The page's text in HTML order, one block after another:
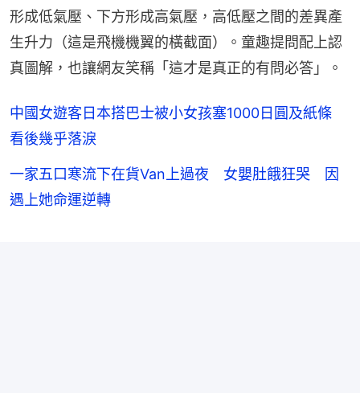
形成低氣壓、下方形成高氣壓，高低壓之間的差異產
生升力（這是飛機機翼的橫截面）。童趣提問配上認
真圖解，也讓網友笑稱「這才是真正的有問必答」。
中國女遊客日本搭巴士被小女孩塞1000日圓及紙條
看後幾乎落淚
一家五口寒流下在貨Van上過夜 女嬰肚餓狂哭 因
遇上她命運逆轉